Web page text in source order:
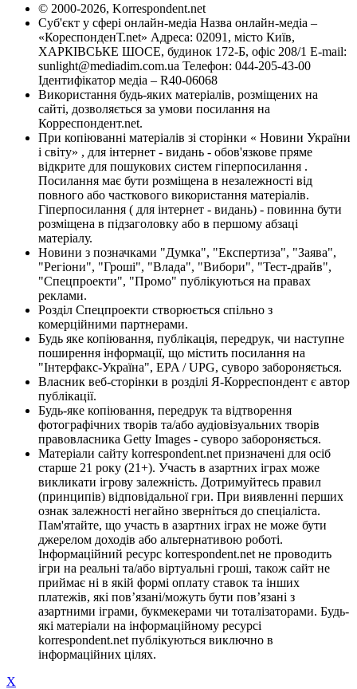
© 2000-2026, Korrespondent.net
Суб'єкт у сфері онлайн-медіа Назва онлайн-медіа –
«КореспонденТ.net» Адреса: 02091, місто Київ,
ХАРКІВСЬКЕ ШОСЕ, будинок 172-Б, офіс 208/1 E-mail:
sunlight@mediadim.com.ua Телефон: 044-205-43-00
Ідентифікатор медіа – R40-06068
Використання будь-яких матеріалів, розміщених на
сайті, дозволяється за умови посилання на
Корреспондент.net.
При копіюванні матеріалів зі сторінки « Новини України
і світу» , для інтернет - видань - обов'язкове пряме
відкрите для пошукових систем гіперпосилання .
Посилання має бути розміщена в незалежності від
повного або часткового використання матеріалів.
Гіперпосилання ( для інтернет - видань) - повинна бути
розміщена в підзаголовку або в першому абзаці
матеріалу.
Новини з позначками "Думка", "Експертиза", "Заява",
"Регіони", "Гроші", "Влада", "Вибори", "Тест-драйв",
"Спецпроекти", "Промо" публікуються на правах
реклами.
Розділ Спецпроекти створюється спільно з
комерційними партнерами.
Будь яке копіювання, публікація, передрук, чи наступне
поширення інформації, що містить посилання на
"Інтерфакс-Україна", EPA / UPG, суворо забороняється.
Власник веб-сторінки в розділі Я-Корреспондент є автор
публікації.
Будь-яке копіювання, передрук та відтворення
фотографічних творів та/або аудіовізуальних творів
правовласника Getty Images - суворо забороняється.
Матеріали сайту korrespondent.net призначені для осіб
старше 21 року (21+). Участь в азартних іграх може
викликати ігрову залежність. Дотримуйтесь правил
(принципів) відповідальної гри. При виявленні перших
ознак залежності негайно зверніться до спеціаліста.
Пам'ятайте, що участь в азартних іграх не може бути
джерелом доходів або альтернативою роботі.
Інформаційний ресурс korrespondent.net не проводить
ігри на реальні та/або віртуальні гроші, також сайт не
приймає ні в якій формі оплату ставок та інших
платежів, які пов’язані/можуть бути пов’язані з
азартними іграми, букмекерами чи тоталізаторами. Будь-
які матеріали на інформаційному ресурсі
korrespondent.net публікуються виключно в
інформаційних цілях.
X